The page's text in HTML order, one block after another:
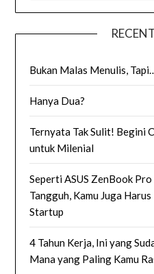
Bukan Malas Menulis,
Hanya Dua?
Ternyata Tak Sulit! Begini
untuk Milenial
Seperti ASUS ZenBook
Tangguh, Kamu Juga
Startup
4 Tahun Kerja, Ini yang
Mana yang Paling Kamu